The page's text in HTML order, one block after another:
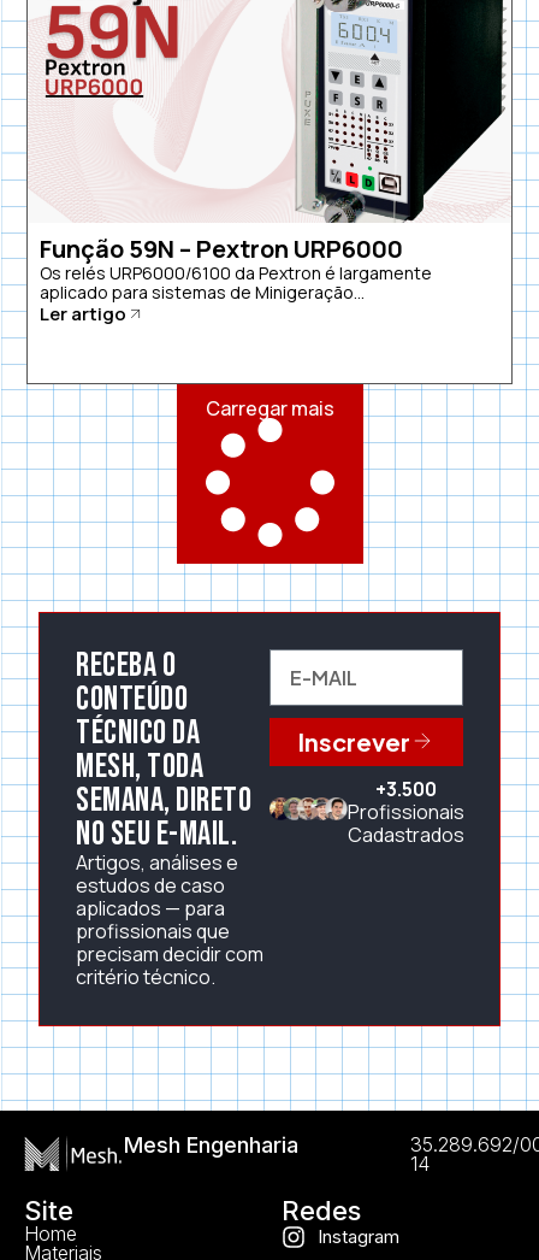
Função 59N – Pextron URP6000
Os relés URP6000/6100 da Pextron é largamente
aplicado para sistemas de Minigeração...
Ler artigo
Carregar mais
Receba o
conteúdo
técnico da
Mesh, toda
semana, direto
no seu e-mail.
Artigos, análises e
estudos de caso
aplicados — para
profissionais que
precisam decidir com
critério técnico.
Inscrever
+3.500
Profissionais
Cadastrados
Mesh Engenharia
35.289.692/
14
Site
Home
Materiais
Redes
Instagram